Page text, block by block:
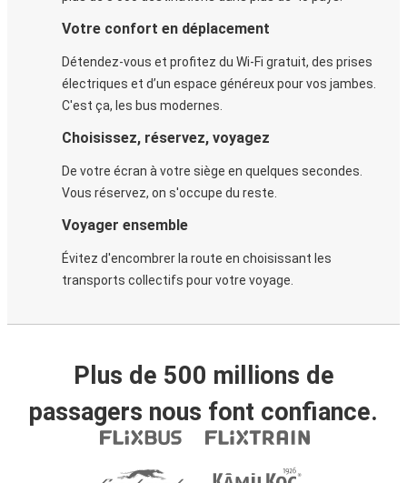
Votre confort en déplacement
Détendez-vous et profitez du Wi-Fi gratuit, des prises
électriques et d’un espace généreux pour vos jambes.
C'est ça, les bus modernes.
Choisissez, réservez, voyagez
De votre écran à votre siège en quelques secondes.
Vous réservez, on s'occupe du reste.
Voyager ensemble
Évitez d'encombrer la route en choisissant les
transports collectifs pour votre voyage.
Plus de 500 millions de
passagers nous font confiance.